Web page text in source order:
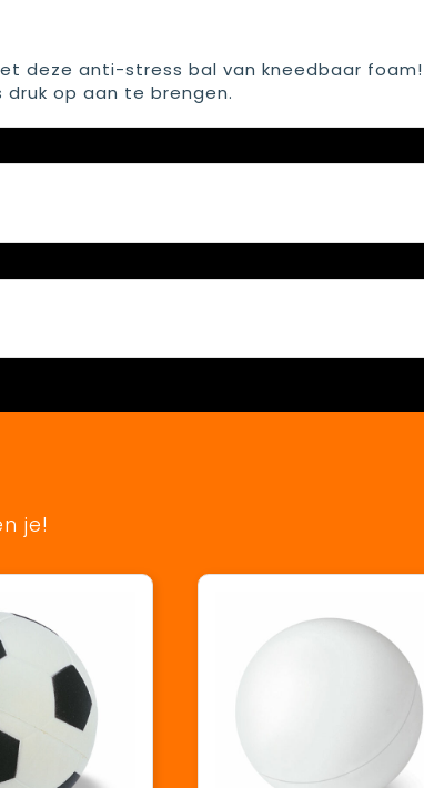
deze anti-stress bal van kneedbaar
op aan te brengen.
je!